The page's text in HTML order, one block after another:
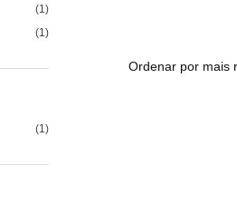
(1)
(1)
(1)